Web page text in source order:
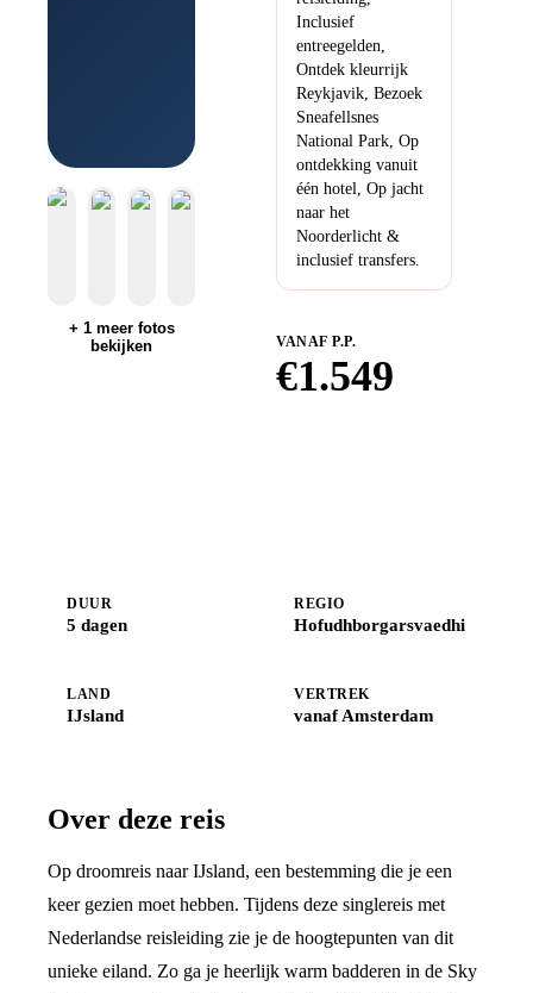
+ 1meer fotos
bekijken
Inclusief
entreegelden,
Ontdek kleurrijk
Reykjavik, Bezoek
Sneafellsnes
National Park, Op
ontdekking vanuit
één hotel, Op jacht
naar het
Noorderlicht &
inclusief transfers.
VANAF P.P.
€1.549
DUUR
5 dagen
REGIO
Hofudhborgarsvaedhi
LAND
IJsland
VERTREK
vanaf Amsterdam
Over deze reis
Op droomreis naar IJsland, een bestemming die je een
keer gezien moet hebben. Tijdens deze singlereis met
Nederlandse reisleiding zie je de hoogtepunten van dit
unieke eiland. Zo ga je heerlijk warm badderen in de Sky